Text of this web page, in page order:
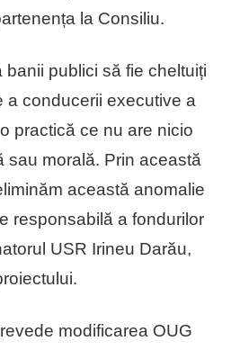
la Consiliu.
banii publici să fie cheltuiți
a conducerii executive a
practică ce nu are nicio
sau morală. Prin această
această anomalie
responsabilă a fondurilor
USR Irineu Darău,
modificarea OUG